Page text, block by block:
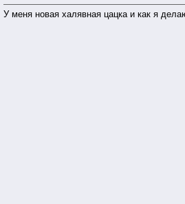
У меня новая халявная цацка и как я